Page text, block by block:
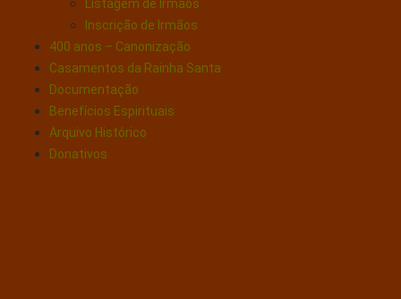
Listagem de Irmãos
Inscrição de Irmãos
400 anos – Canonização
Casamentos da Rainha Santa
Documentação
Benefícios Espirituais
Arquivo Histórico
Donativos